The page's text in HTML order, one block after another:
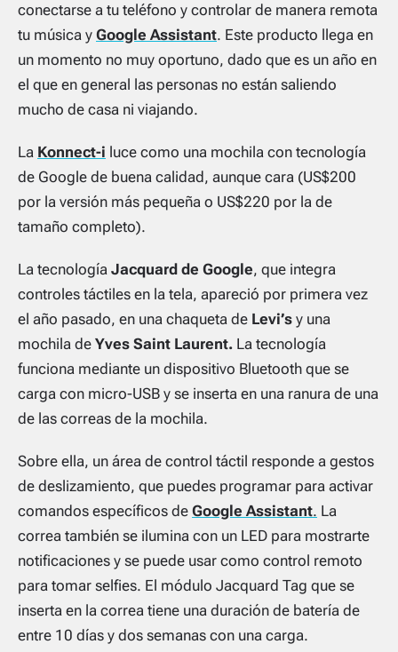
conectarse a tu teléfono y controlar de manera remota
tu música y Google Assistant. Este producto llega en
un momento no muy oportuno, dado que es un año en
el que en general las personas no están saliendo
mucho de casa ni viajando.
La Konnect-i luce como una mochila con tecnología
de Google de buena calidad, aunque cara (US$200
por la versión más pequeña o US$220 por la de
tamaño completo).
La tecnología Jacquard de Google, que integra
controles táctiles en la tela, apareció por primera vez
el año pasado, en una chaqueta de Levi’s y una
mochila de Yves Saint Laurent. La tecnología
funciona mediante un dispositivo Bluetooth que se
carga con micro-USB y se inserta en una ranura de una
de las correas de la mochila.
Sobre ella, un área de control táctil responde a gestos
de deslizamiento, que puedes programar para activar
comandos específicos de Google Assistant. La
correa también se ilumina con un LED para mostrarte
notificaciones y se puede usar como control remoto
para tomar selfies. El módulo Jacquard Tag que se
inserta en la correa tiene una duración de batería de
entre 10 días y dos semanas con una carga.